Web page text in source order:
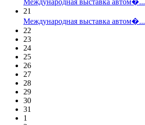
21
Международная выставка автом�...
22
23
24
25
26
27
28
29
30
31
1